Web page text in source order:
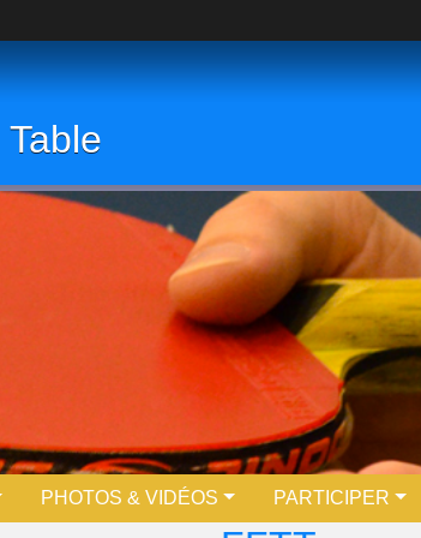
PHOTOS & VIDÉOS PARTICIPER